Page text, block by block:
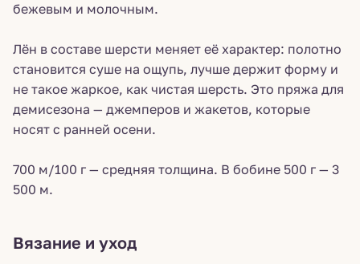
бежевым и молочным.
Лён в составе шерсти меняет её характер: полотно
становится суше на ощупь, лучше держит форму и
не такое жаркое, как чистая шерсть. Это пряжа для
демисезона — джемперов и жакетов, которые
носят с ранней осени.
700 м/100 г — средняя толщина. В бобине 500 г — 3
500 м.
Вязание и уход